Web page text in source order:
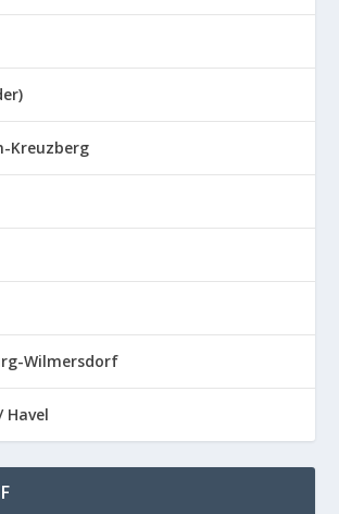
Kreuzberg
Wilmersdorf
Havel